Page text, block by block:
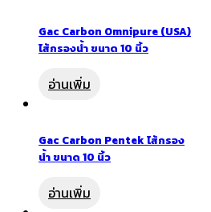
Gac Carbon Omnipure (USA)
ไส้กรองน้ำ ขนาด 10 นิ้ว
อ่านเพิ่ม
Gac Carbon Pentek ไส้กรอง
น้ำ ขนาด 10 นิ้ว
อ่านเพิ่ม